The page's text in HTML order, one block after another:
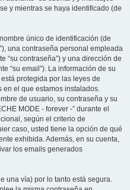
y mientras se haya identificado (de
único de identificación (de
una contraseña personal empleada
“su contraseña”) y una dirección de
“su email”). La información de su
protegida por las leyes de
el que estamos instalados.
de usuario, su contraseña y su
MODE - forever -” durante el
según el criterio de
caso, usted tiene la opción de qué
exhibida. Además, en su cuenta,
los emails generados
una vía) por lo tanto está segura.